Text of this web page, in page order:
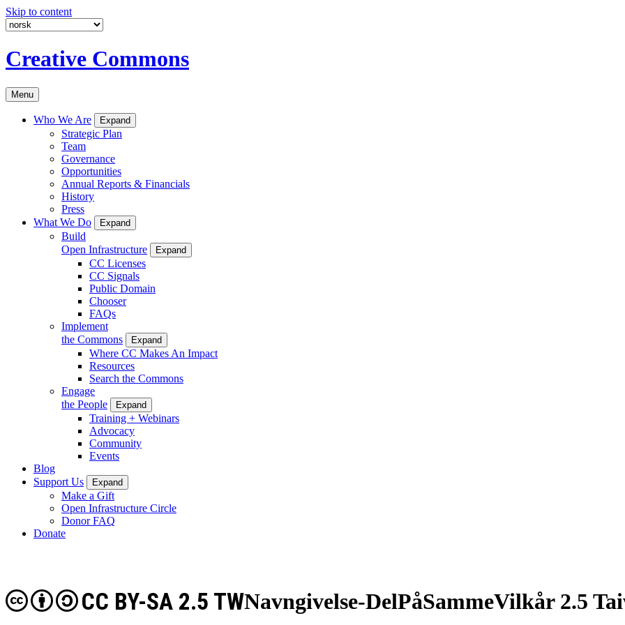
Skip to content
Creative Commons
Menu
Who We Are Expand
Strategic Plan
Team
Governance
Opportunities
Annual Reports & Financials
History
Press
What We Do
Expand
Build
Open Infrastructure
Expand
CC Licenses
CC Signals
Public Domain
Chooser
FAQs
Implement
the Commons
Expand
Where CC Makes An Impact
Resources
Search the Commons
Engage
the People
Expand
Training + Webinars
Advocacy
Community
Events
Blog
Support Us
Expand
Make a Gift
Open Infrastructure Circle
Donor FAQ
Donate
Navngivelse-DelPåSammeVilkår 2.5
CC BY-SA 2.5 TW